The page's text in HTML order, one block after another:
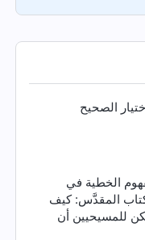
الصحيح
الخطية في
المقدَّس: كيف
للمسيحيين أن